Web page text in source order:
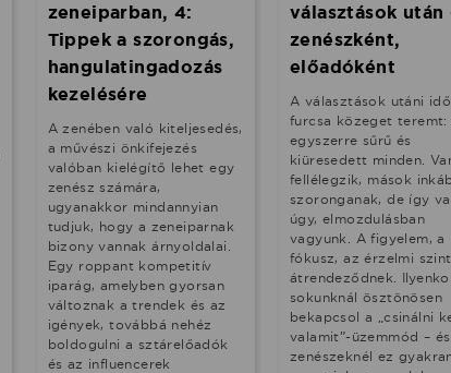
zeneiparban, 4:
Tippek a szorongás,
hangulatingadozás
kezelésére
A zenében való kiteljesedés,
a művészi önkifejezés
valóban kielégítő lehet egy
zenész számára,
ugyanakkor mindannyian
tudjuk, hogy a zeneiparnak
bizony vannak árnyoldalai.
Egy roppant kompetitív
iparág, amelyben gyorsan
változnak a trendek és az
igények, továbbá nehéz
boldogulni a sztárelőadók
és az influencerek
választások után
zenészként,
előadóként
A választások utáni
furcsa közeget teremt:
egyszerre sűrű és
kiüresedett minden.
fellélegzik, mások
szoronganak, de így
úgy, elmozdulásban
vagyunk. A figyelem, a
fókusz, az érzelmi
átrendeződnek.
sokunknál ösztönösen
bekapcsol a „csinálni
valamit”-üzemmód –
zenészeknél ez